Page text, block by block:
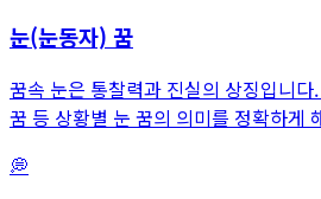
눈(눈동자) 꿈
꿈속 눈은 통찰력과 진실의 상징입니
꿈 등 상황별 눈 꿈의 의미를 정확하게
💭